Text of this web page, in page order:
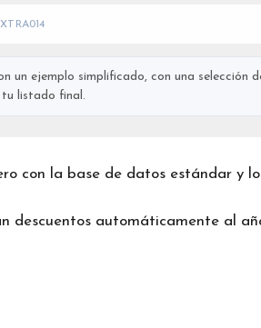
un ejemplo simplificado, con una selección
tu listado final.
con la base de datos estándar y
descuentos automáticamente al